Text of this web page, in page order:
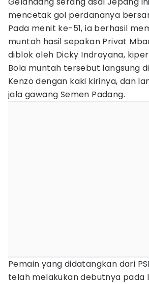
mencetak gol perdananya
Pada menit ke-51, ia berhasil
muntah hasil sepakan Privat
diblok oleh Dicky Indrayana,
Bola muntah tersebut langsung
Kenzo dengan kaki kirinya, dan
jala gawang Semen Padang.
Pemain yang didatangkan dari
telah melakukan debutnya pada